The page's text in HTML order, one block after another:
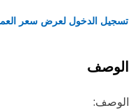
الدخول لعرض سعر العميل